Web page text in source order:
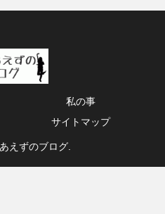
私の事
サイトマップ
えずのブログ.